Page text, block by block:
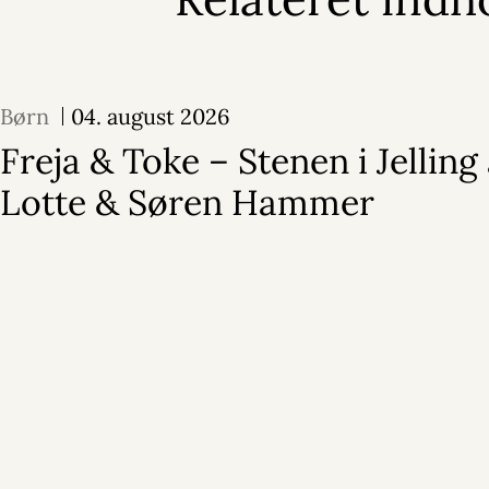
Børn 04. august 2026
Freja & Toke – Stenen i Jelling
Lotte & Søren Hammer